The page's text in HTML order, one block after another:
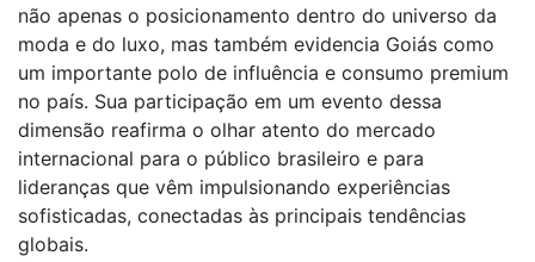
não apenas o posicionamento dentro do universo da
moda e do luxo, mas também evidencia Goiás como
um importante polo de influência e consumo premium
no país. Sua participação em um evento dessa
dimensão reafirma o olhar atento do mercado
internacional para o público brasileiro e para
lideranças que vêm impulsionando experiências
sofisticadas, conectadas às principais tendências
globais.